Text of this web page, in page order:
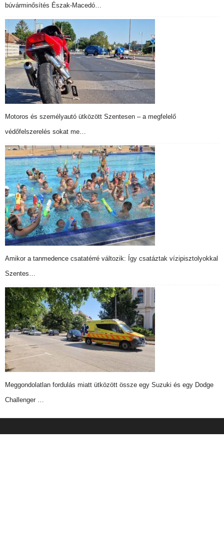
búvárminősítés Észak-Macedó…
Motoros és személyautó ütközött Szentesen – a megfelelő
védőfelszerelés sokat me…
Amikor a tanmedence csatatérré változik: Így csatáztak vízipisztolyokkal
Szentes…
Meggondolatlan fordulás miatt ütközött össze egy Suzuki és egy Dodge
Challenger …